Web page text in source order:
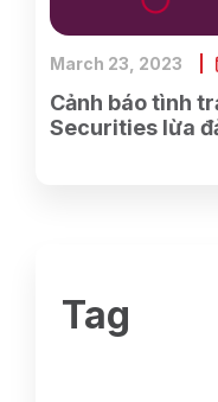
Cảnh báo tình
Securities lừa
March 23, 2023
Tag